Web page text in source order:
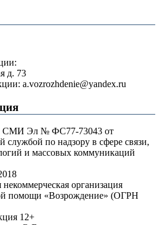
д. 73
a.vozrozhdenie@yandex.ru
СМИ Эл № ФС77-73043 от
службой по надзору в сфере связи,
и массовых коммуникаций
организация
помощи «Возрождение» (ОГРН
12+